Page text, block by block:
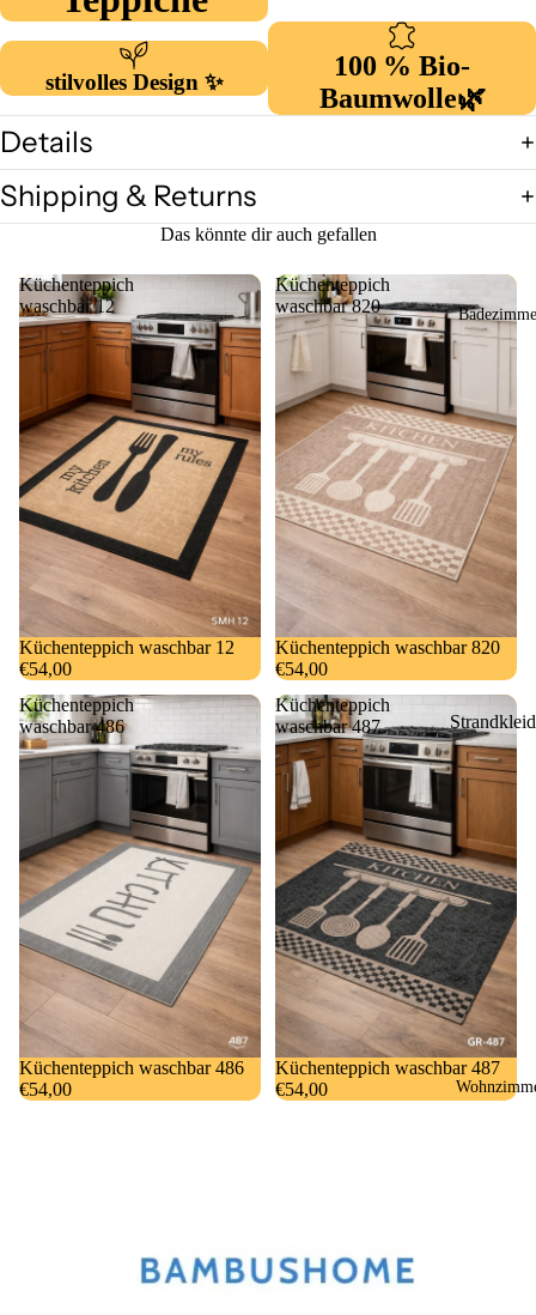
Sisal Natur
Puffy Serie
he
Deko &
Dekoration
Strandkleid
&
mäntel
Sauna- und
e
&
stilvolles Design ✨
100 % Bio-
Baumwolle🌿
Details
Shipping & Returns
Das könnte dir auch gefallen
Küchenteppich
waschbar 12
Küchenteppich waschbar 12
€54,00
Küchenteppich
waschbar 820
Küchenteppich waschbar 820
€54,00
Küchenteppich
waschbar 486
Küchenteppich waschbar 486
€54,00
Küchenteppich
waschbar 487
Küchenteppich waschbar 487
€54,00